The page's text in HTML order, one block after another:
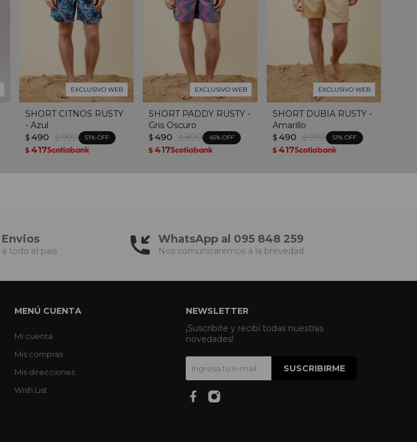
EXCLUSIVO WEB
SHORT CITNOS RUSTY
- Azul
$ 490 $ 990 51
$ 417
EXCLUSIVO WEB
SHORT PADDY RUSTY -
Gris Oscuro
$ 490 $ 890 45
$ 417
EXCLUSIVO WEB
SHORT DUBIA RUSTY -
Amarillo
$ 490 $ 990 51
$ 417
Envios
a todo el país
WhatsApp al 095 848 259
Nos comunicaremos a la brevedad
MENÚ CUENTA
Mi cuenta
Mis compras
Mis direcciones
Wish List
NEWSLETTER
¡Suscribite y recibí todas nuestras
novedades!
SUSCRIBIRME